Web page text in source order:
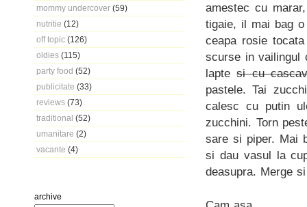
mommy undercover (59)
nutritie (12)
off topic (126)
oldies (115)
party food (52)
publicitate (33)
reviews (73)
traditional (52)
umanitare (2)
vacante (4)
archive
amestec cu
tigaie, il mai bag
ceapa rosie
scurse in vailingul
laptesi cu
pastele. Tai
calesc cu putin
zucchini. Torn
sare si piper. Mai
si dau vasul la
deasupra. Merge